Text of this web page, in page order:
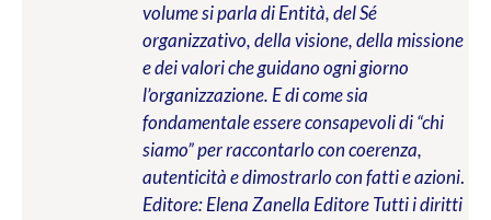
volume si parla di Entità, del Sé
organizzativo, della visione, della missione
e dei valori che guidano ogni giorno
l’organizzazione. E di come sia
fondamentale essere consapevoli di “chi
siamo” per raccontarlo con coerenza,
autenticità e dimostrarlo con fatti e azioni.
Editore: Elena Zanella EditoreTutti i diritti